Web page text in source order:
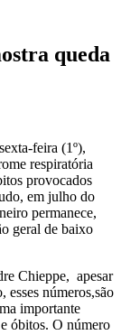
queda
sexta-feira (1º),
respiratória
provocados
em julho do
permanece,
geral de baixo
Chieppe, apesar
, esses números,são
importante
óbitos. O número